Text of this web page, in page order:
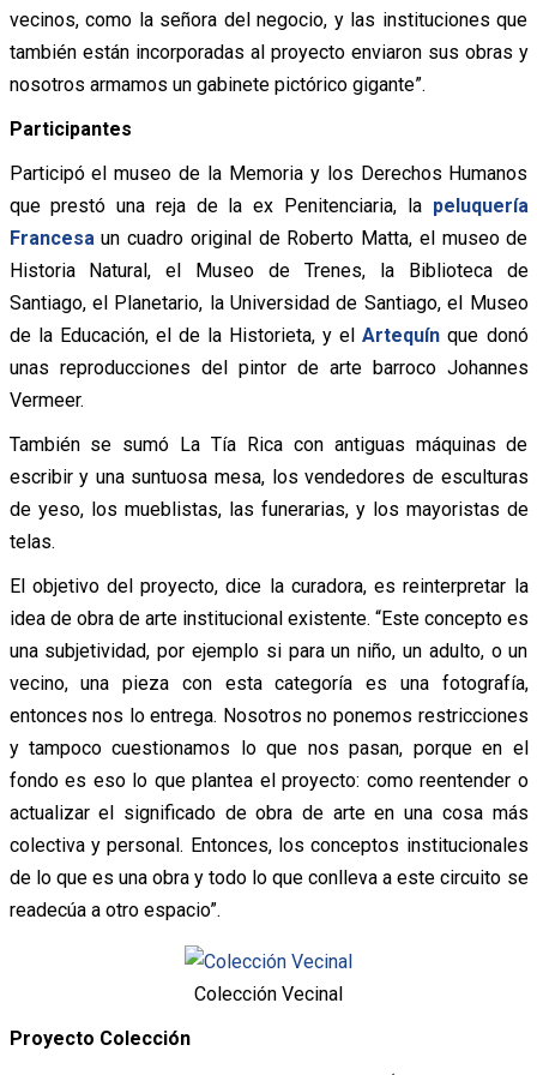
vecinos, como la señora del negocio, y las instituciones que
también están incorporadas al proyecto enviaron sus obras y
nosotros armamos un gabinete pictórico gigante”.
Participantes
Participó el museo de la Memoria y los Derechos Humanos
que prestó una reja de la ex Penitenciaria, lapeluquería
Francesa un cuadro original de Roberto Matta, el museo de
Historia Natural, el Museo de Trenes, la Biblioteca de
Santiago, el Planetario, la Universidad de Santiago, el Museo
de la Educación, el de la Historieta, y elArtequín que donó
unas reproducciones del pintor de arte barroco Johannes
Vermeer.
También se sumó La Tía Rica con antiguas máquinas de
escribir y una suntuosa mesa, los vendedores de esculturas
de yeso, los mueblistas, las funerarias, y los mayoristas de
telas.
El objetivo del proyecto, dice la curadora, es reinterpretar la
idea de obra de arte institucional existente. “Este concepto es
una subjetividad, por ejemplo si para un niño, un adulto, o un
vecino, una pieza con esta categoría es una fotografía,
entonces nos lo entrega. Nosotros no ponemos restricciones
y tampoco cuestionamos lo que nos pasan, porque en el
fondo es eso lo que plantea el proyecto: como reentender o
actualizar el significado de obra de arte en una cosa más
colectiva y personal. Entonces, los conceptos institucionales
de lo que es una obra y todo lo que conlleva a este circuito se
readecúa a otro espacio”.
Colección Vecinal
Proyecto Colección